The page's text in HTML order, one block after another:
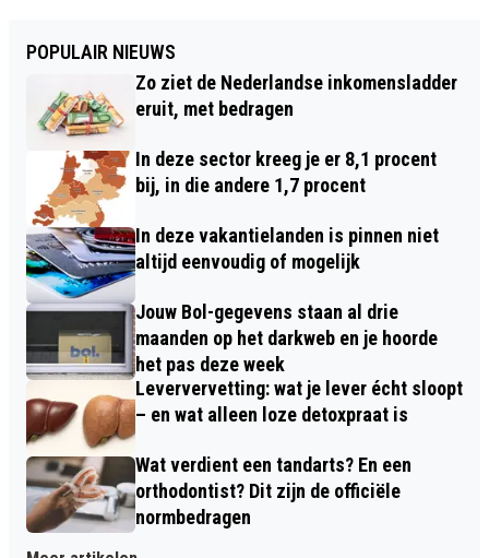
POPULAIR NIEUWS
Zo ziet de Nederlandse inkomensladder
eruit, met bedragen
In deze sector kreeg je er 8,1 procent
bij, in die andere 1,7 procent
In deze vakantielanden is pinnen niet
altijd eenvoudig of mogelijk
Jouw Bol-gegevens staan al drie
maanden op het darkweb en je hoorde
het pas deze week
Leververvetting: wat je lever écht sloopt
– en wat alleen loze detoxpraat is
Wat verdient een tandarts? En een
orthodontist? Dit zijn de officiële
normbedragen